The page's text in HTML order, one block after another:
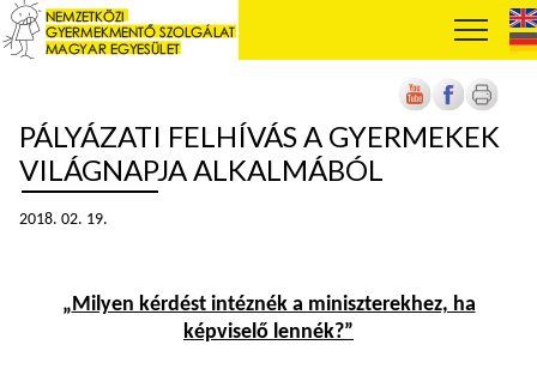
PÁLYÁZATI FELHÍVÁS A GYERMEKEK
VILÁGNAPJA ALKALMÁBÓL
2018. 02. 19.
„Milyen kérdést intéznék a miniszterekhez, ha
képviselő lennék?”